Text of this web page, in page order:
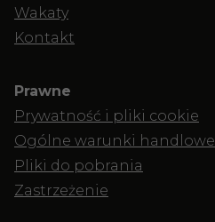
Wakaty
Kontakt
Prawne
Prywatność i pliki cookie
Ogólne warunki handlowe
Pliki do pobrania
Zastrzeżenie